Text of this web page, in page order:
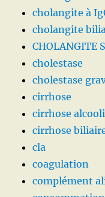
cholangite à
cholangite
CHOLANGITE
cholestase
cholestase
cirrhose
cirrhose
cirrhose
cla
coagulation
complément